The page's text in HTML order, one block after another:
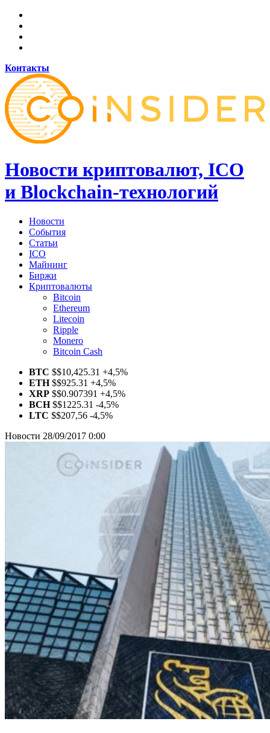
Контакты
Новости криптовалют, ICO
и Blockchain-технологий
Новости
События
Статьи
ICO
Майнинг
Биржи
Криптовалюты
Bitcoin
Ethereum
Litecoin
Ripple
Monero
Bitcoin Cash
BTC $$10,425.31 +4,5%
ETH$$925.31 +4,5%
XRP $$0.907391 +4,5%
BCH$$1225.31 -4,5%
LTC $$207,56 -4,5%
Новости 28/09/2017 0:00